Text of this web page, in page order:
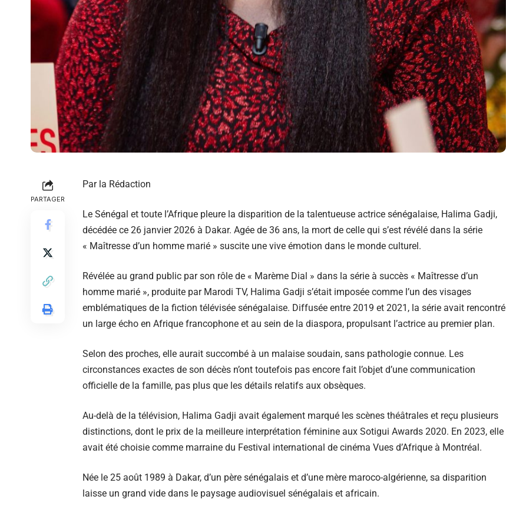
PARTAGER
Par la Rédaction
Le Sénégal et toute l’Afrique pleure la disparition de la talentueuse actrice sénégalaise, Halima Gadji,
décédée ce 26 janvier 2026 à Dakar. Agée de 36 ans, la mort de celle qui s’est révélé dans la série
« Maîtresse d’un homme marié » suscite une vive émotion dans le monde culturel.
Révélée au grand public par son rôle de « Marème Dial » dans la série à succès « Maîtresse d’un
homme marié », produite par Marodi TV, Halima Gadji s’était imposée comme l’un des visages
emblématiques de la fiction télévisée sénégalaise. Diffusée entre 2019 et 2021, la série avait rencontré
un large écho en Afrique francophone et au sein de la diaspora, propulsant l’actrice au premier plan.
Selon des proches, elle aurait succombé à un malaise soudain, sans pathologie connue. Les
circonstances exactes de son décès n’ont toutefois pas encore fait l’objet d’une communication
officielle de la famille, pas plus que les détails relatifs aux obsèques.
Au-delà de la télévision, Halima Gadji avait également marqué les scènes théâtrales et reçu plusieurs
distinctions, dont le prix de la meilleure interprétation féminine aux Sotigui Awards 2020. En 2023, elle
avait été choisie comme marraine du Festival international de cinéma Vues d’Afrique à Montréal.
Née le 25 août 1989 à Dakar, d’un père sénégalais et d’une mère maroco-algérienne, sa disparition
laisse un grand vide dans le paysage audiovisuel sénégalais et africain.